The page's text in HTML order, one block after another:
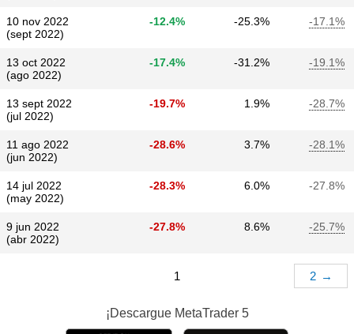
10 nov 2022
(sept 2022)
-12.4% -25.3% -17.1%
13 oct 2022
(ago 2022)
-17.4% -31.2% -19.1%
13 sept 2022
(jul 2022)
-19.7% 1.9% -28.7%
11 ago 2022
(jun 2022)
-28.6% 3.7% -28.1%
14 jul 2022
(may 2022)
-28.3% 6.0% -27.8%
9 jun 2022
(abr 2022)
-27.8% 8.6% -25.7%
1 2 →
¡Descargue MetaTrader 5